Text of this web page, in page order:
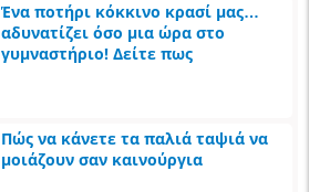
Ένα ποτήρι κόκκινο κρασί μας…
αδυνατίζει όσο μια ώρα στο
γυμναστήριο! Δείτε πως
Πώς να κάνετε τα παλιά ταψιά να
μοιάζουν σαν καινούργια